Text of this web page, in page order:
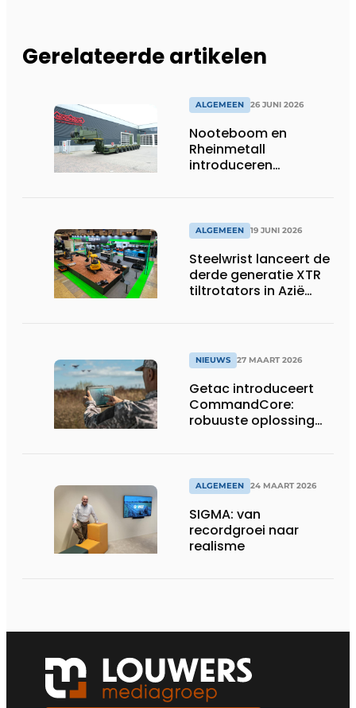
Gerelateerde artikelen
ALGEMEEN 26 JUNI 2026
Nooteboom en
Rheinmetall
introduceren
ALGEMEEN 19 JUNI 2026
Steelwrist lanceert de
derde generatie XTR
tiltrotators in Azië
NIEUWS 27 MAART 2026
Getac introduceert
CommandCore:
robuuste oplossing
ALGEMEEN 24 MAART 2026
SIGMA: van
recordgroei naar
realisme